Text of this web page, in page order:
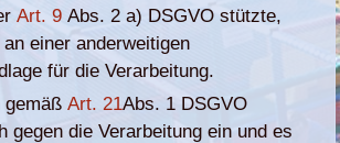
Art. 9 Abs. 2 a) DSGVO stützte,
einer anderweitigen
für die Verarbeitung.
gemäßArt. 21Abs. 1 DSGVO
gegen die Verarbeitung ein und es